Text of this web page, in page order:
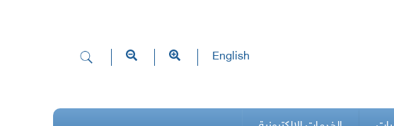
English